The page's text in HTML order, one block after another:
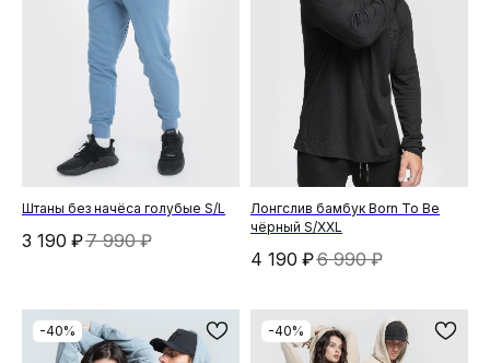
Штаны без начёса голубые S/L
3 190 ₽7 990 ₽
Лонгслив бамбук Born To Be
чёрный S/XXL
4 190 ₽6 990 ₽
-40% -40%